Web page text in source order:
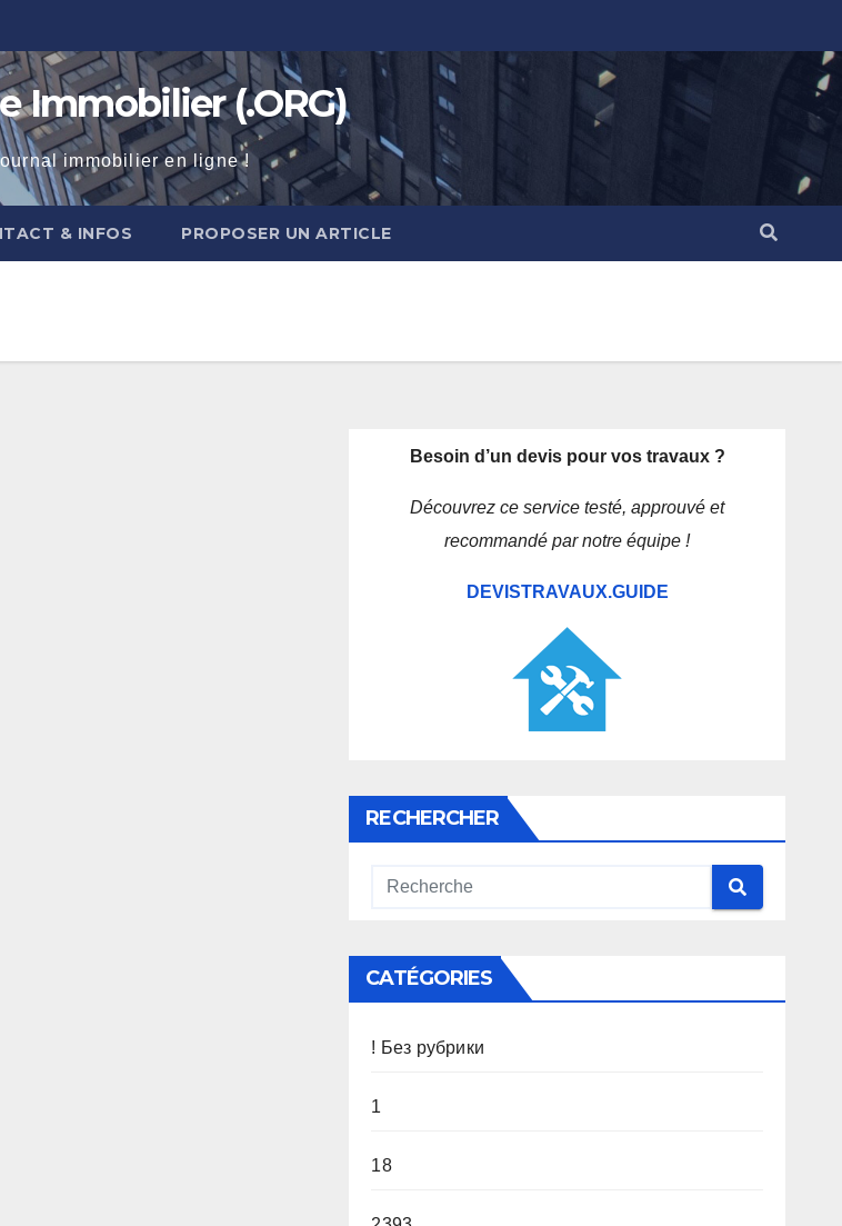
Immobilier (.ORG)
immobilier en ligne !
& INFOS PROPOSER UN ARTICLE
Besoin d’un devis pour vos travaux ?
Découvrez ce service testé, approuvé et
recommandé par notre équipe !
DEVISTRAVAUX.GUIDE
RECHERCHER
CATÉGORIES
! Без рубрики
1
18